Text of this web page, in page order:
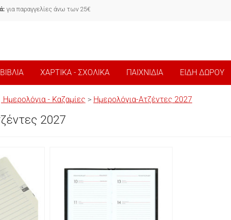
για παραγγελίες άνω των 25€
ΒΙΒΛΙΑ ΧΑΡΤΙΚΑ - ΣΧΟΛΙΚΑ ΠΑΙΧΝΙΔΙΑ ΕΙΔΗ ΔΩΡΟΥ
Ημερολόγια - Καζαμίες > Ημερολόγια-Ατζέντες 2027
2027